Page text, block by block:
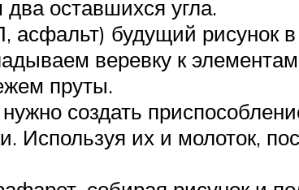
оставшихся угла.
асфальт) будущий рисунок
веревку к
пруты.
создать
Используя их и молоток,